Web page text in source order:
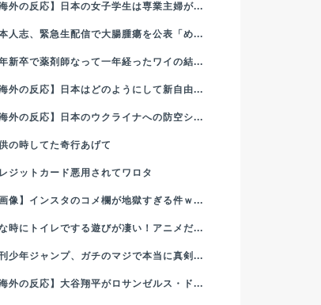
海外の反応】日本の女子学生は専業主婦が...
人志、緊急生配信で大腸腫瘍を公表「め...
新卒で薬剤師なって一年経ったワイの結...
海外の反応】日本はどのようにして新自由...
海外の反応】日本のウクライナへの防空シ...
の時してた奇行あげて
ジットカード悪用されてワロタ
画像】インスタのコメ欄が地獄すぎる件ｗ...
時にトイレでする遊びが凄い！アニメだ...
少年ジャンプ、ガチのマジで本当に真剣...
海外の反応】大谷翔平がロサンゼルス・ド...